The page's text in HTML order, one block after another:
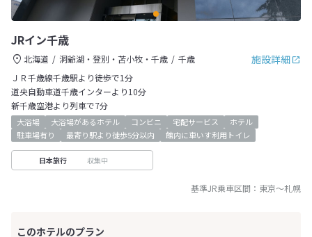
JRイン千歳
施設詳細
北海道 洞爺湖・登別・苫小牧・千歳
千歳
ＪＲ千歳線千歳駅より徒歩で1分
道央自動車道千歳インターより10分
新千歳空港より列車で7分
大浴場 大浴場があるホテル コンビニ 宅配サービス
ホテル
駐車場有り
最寄り駅より徒歩5分以内 館内に車いす利用トイレ
日本旅行 収集中
基準JR乗車区間： 東京～札幌